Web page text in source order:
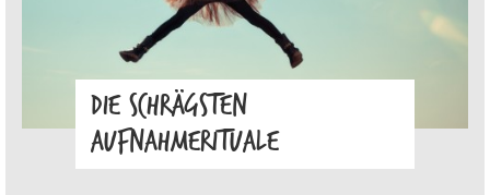
DIE SCHRÄGSTEN
AUFNAHMERITUALE